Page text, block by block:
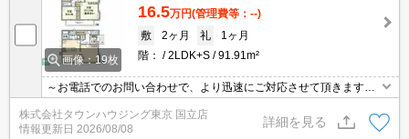
画像：19枚
16.5万円(管理費等：--)
敷
2ヶ月 礼
1ヶ月
階：
2LDK+S 91.91m²
～お電話でのお問い合わせで、より迅速にご対応させて頂きます～
地域密着タウンハウジング【国立店】まで～
株式会社タウンハウジング東京 国立店
情報更新日 2026/08/08
詳細を見る